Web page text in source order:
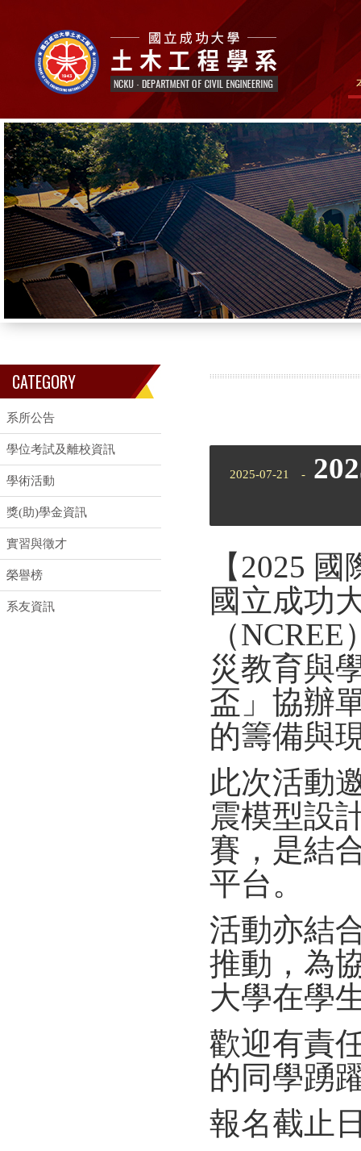
CATEGORY
系所公告
學位考試及離校資訊
學術活動
獎(助)學金資訊
實習與徵才
榮譽榜
系友資訊
2025-07-21 -
【2025
國立成功
（
災教育與
盃」協辦
的籌備與
此次活動
震模型設
賽，是結
平台。
活動亦結
推動， 為
大學在學
歡迎有責
的同學踴
報名截止